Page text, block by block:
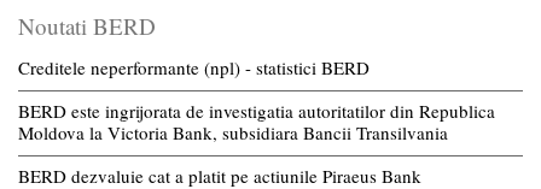
Noutati BERD
Creditele neperformante (npl) - statistici BERD
BERD este ingrijorata de investigatia autoritatilor din Republica
Moldova la Victoria Bank, subsidiara Bancii Transilvania
BERD dezvaluie cat a platit pe actiunile Piraeus Bank